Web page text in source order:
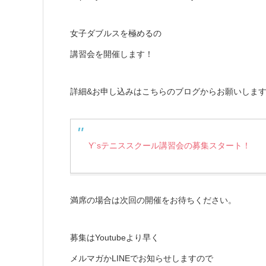
女子ダブルスを極めるの
講習会を開催します！
詳細&お申し込みはこちらのブログからお願いしま
Y`sテニススクール講習会の募集スタート！
満席の場合は次回の開催をお待ちください。
募集はYoutubeより早く
メルマガかLINEでお知らせしますので